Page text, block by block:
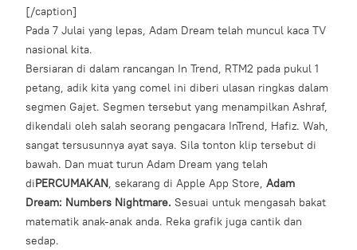
[/caption]
Pada 7 Julai yang lepas, Adam Dream telah muncul kaca TV
nasional kita.
Bersiaran di dalam rancangan In Trend, RTM2 pada pukul 1
petang, adik kita yang comel ini diberi ulasan ringkas dalam
segmen Gajet. Segmen tersebut yang menampilkan Ashraf,
dikendali oleh salah seorang pengacara InTrend, Hafiz. Wah,
sangat tersusunnya ayat saya. Sila tonton klip tersebut di
bawah. Dan muat turun Adam Dream yang telah
diPERCUMAKAN, sekarang di Apple App Store, Adam
Dream: Numbers Nightmare. Sesuai untuk mengasah bakat
matematik anak-anak anda. Reka grafik juga cantik dan
sedap.